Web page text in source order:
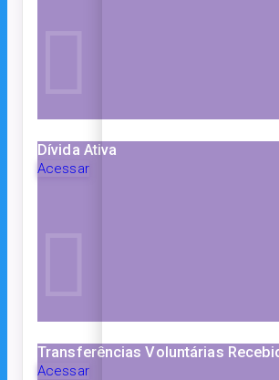
Dívida Ativa
Acessar
Transferências Voluntárias
Acessar